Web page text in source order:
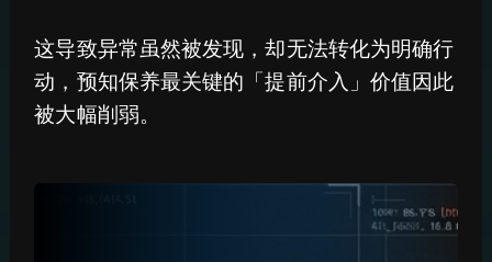
这导致异常虽然被发现，却无法转化为明确行
动，预知保养最关键的「提前介入」价值因此
被大幅削弱。